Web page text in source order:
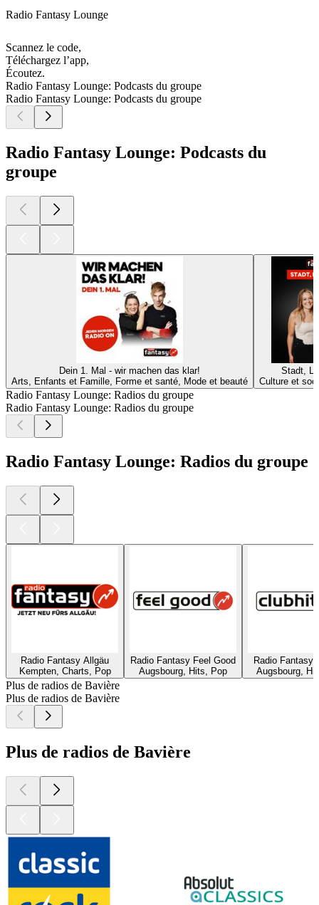
Radio Fantasy Lounge
Scannez le code,
Téléchargez l’app,
Écoutez.
Radio Fantasy Lounge: Podcasts du groupe
Radio Fantasy Lounge: Podcasts du groupe
Radio Fantasy Lounge: Podcasts du
groupe
Dein 1. Mal - wir machen das klar!
Arts, Enfants et Famille, Forme et santé, Mode et beauté
Stadt,
Culture et
Radio Fantasy Lounge: Radios du groupe
Radio Fantasy Lounge: Radios du groupe
Radio Fantasy Lounge: Radios du groupe
Radio Fantasy Allgäu
Kempten, Charts, Pop
Radio Fantasy Feel Good
Augsbourg, Hits, Pop
Radio Fantasy
Augsbourg,
Plus de radios de Bavière
Plus de radios de Bavière
Plus de radios de Bavière